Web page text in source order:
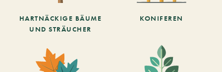
HARTNÄCKIGE BÄUME
UND STRÄUCHER
KONIFEREN